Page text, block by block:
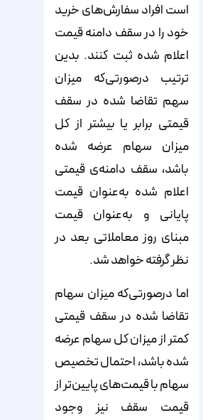
است افراد سفارش‌‌‌‌‌‌‌‌‌‌‌‌‌‌‌‌‌‌‌‌‌‌‌‌‌‌‌‌‌‌‌‌‌‌‌‌‌‌‌‌‌‌‌‌‌‌‌‌‌‌‌‌‌‌‌‌‌های خرید
خود را در سقف دامنه قیمت
اعلام شده ثبت کنند. بدین
ترتیب درصورتی‌که میزان
سهم تقاضا شده در سقف
قیمتی برابر یا بیشتر از کل
میزان سهام عرضه شده
باشد، سقف دامنه‌‌‌‌‌‌‌‌‌‌‌‌‌‌‌‌‌‌‌‌‌‌‌‌‌‌‌‌‌‌‌‌‌‌‌‌‌‌‌‌‌‌‌‌‌‌‌‌‌‌‌‌‌‌‌‌‌ی قیمتی
اعلام شده به‌عنوان قیمت
پایانی و به‌عنوان قیمت
مبنای روز معاملاتی بعد در
نظر گرفته خواهد شد.
اما درصورتی‌که میزان سهام
تقاضا شده در سقف قیمتی
کمتر از میزان کل سهام عرضه
شده باشد، احتمال تخصیص
سهام با قیمت‌‌‌‌‌‌‌‌‌‌‌‌‌‌‌‌‌‌‌‌‌‌‌‌‌‌‌‌‌‌‌‌‌‌‌‌‌‌‌‌‌‌‌‌‌‌‌‌‌‌‌‌‌‌‌‌‌های پایین‌‌‌‌‌‌‌‌‌‌‌‌‌‌‌‌‌‌‌‌‌‌‌‌‌‌‌‌‌‌‌‌‌‌‌‌‌‌‌‌‌‌‌‌‌‌‌‌‌‌‌‌‌‌‌‌‌تر از
قیمت سقف نیز وجود